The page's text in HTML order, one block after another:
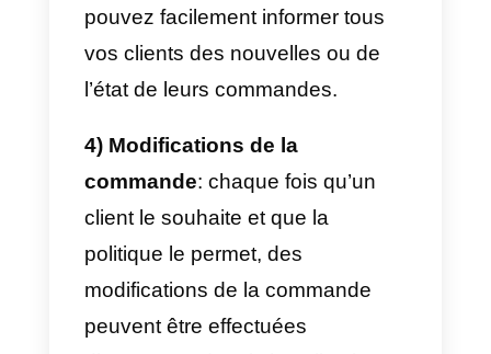
l’application pour le service
clientèle, prenez des notes et
gérez la communication de votre
entreprise grâce à des outils
externes tels queCallbell
ci ont été développées pour
optimiser l’attention et les ventes
des entreprises par le biais